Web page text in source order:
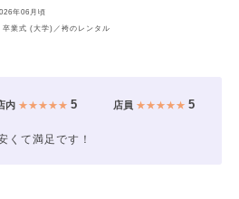
年06月頃
卒業式 (大学)／袴のレンタル
内★★★★★ 5 店員 ★★★★★5
くて満足です！